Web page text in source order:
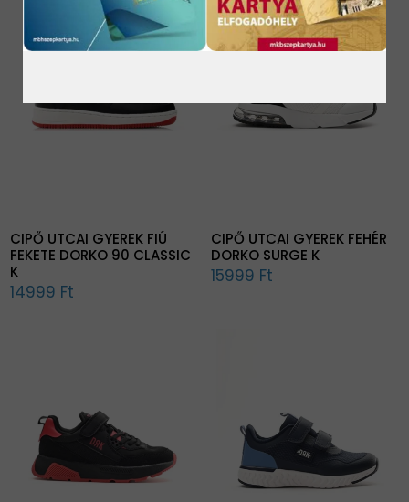
CIPŐ UTCAI GYEREK FIÚ
FEKETE DORKO 90 CLASSIC
K
14999 Ft
CIPŐ UTCAI GYEREK FEHÉR
DORKO SURGE K
15999 Ft